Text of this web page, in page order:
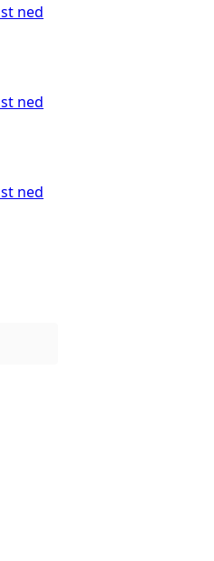
ned
ned
ned